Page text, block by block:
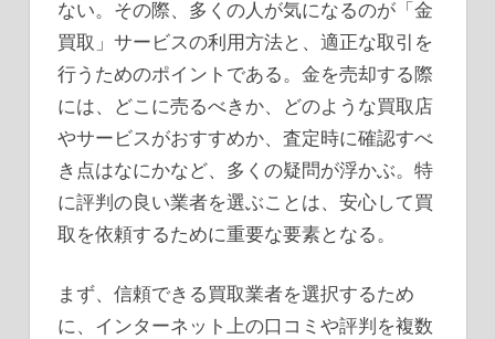
ない。その際、多くの人が気になるのが「金
買取」サービスの利用方法と、適正な取引を
行うためのポイントである。金を売却する際
には、どこに売るべきか、どのような買取店
やサービスがおすすめか、査定時に確認すべ
き点はなにかなど、多くの疑問が浮かぶ。特
に評判の良い業者を選ぶことは、安心して買
取を依頼するために重要な要素となる。
まず、信頼できる買取業者を選択するため
に、インターネット上の口コミや評判を複数